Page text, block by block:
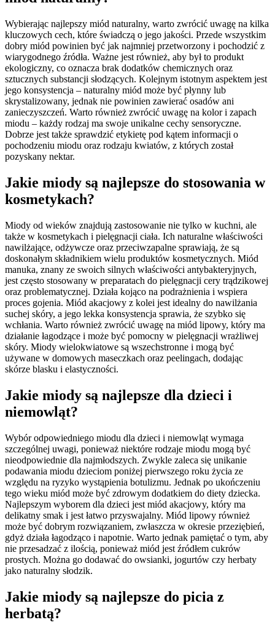
Wybierając najlepszy miód naturalny, warto zwrócić uwagę na kilka
kluczowych cech, które świadczą o jego jakości. Przede wszystkim
dobry miód powinien być jak najmniej przetworzony i pochodzić z
wiarygodnego źródła. Ważne jest również, aby był to produkt
ekologiczny, co oznacza brak dodatków chemicznych oraz
sztucznych substancji słodzących. Kolejnym istotnym aspektem jest
jego konsystencja – naturalny miód może być płynny lub
skrystalizowany, jednak nie powinien zawierać osadów ani
zanieczyszczeń. Warto również zwrócić uwagę na kolor i zapach
miodu – każdy rodzaj ma swoje unikalne cechy sensoryczne.
Dobrze jest także sprawdzić etykietę pod kątem informacji o
pochodzeniu miodu oraz rodzaju kwiatów, z których został
pozyskany nektar.
Jakie miody są najlepsze do stosowania w
kosmetykach?
Miody od wieków znajdują zastosowanie nie tylko w kuchni, ale
także w kosmetykach i pielęgnacji ciała. Ich naturalne właściwości
nawilżające, odżywcze oraz przeciwzapalne sprawiają, że są
doskonałym składnikiem wielu produktów kosmetycznych. Miód
manuka, znany ze swoich silnych właściwości antybakteryjnych,
jest często stosowany w preparatach do pielęgnacji cery trądzikowej
oraz problematycznej. Działa kojąco na podrażnienia i wspiera
proces gojenia. Miód akacjowy z kolei jest idealny do nawilżania
suchej skóry, a jego lekka konsystencja sprawia, że szybko się
wchłania. Warto również zwrócić uwagę na miód lipowy, który ma
działanie łagodzące i może być pomocny w pielęgnacji wrażliwej
skóry. Miody wielokwiatowe są wszechstronne i mogą być
używane w domowych maseczkach oraz peelingach, dodając
skórze blasku i elastyczności.
Jakie miody są najlepsze dla dzieci i
niemowląt?
Wybór odpowiedniego miodu dla dzieci i niemowląt wymaga
szczególnej uwagi, ponieważ niektóre rodzaje miodu mogą być
nieodpowiednie dla najmłodszych. Zwykle zaleca się unikanie
podawania miodu dzieciom poniżej pierwszego roku życia ze
względu na ryzyko wystąpienia botulizmu. Jednak po ukończeniu
tego wieku miód może być zdrowym dodatkiem do diety dziecka.
Najlepszym wyborem dla dzieci jest miód akacjowy, który ma
delikatny smak i jest łatwo przyswajalny. Miód lipowy również
może być dobrym rozwiązaniem, zwłaszcza w okresie przeziębień,
gdyż działa łagodząco i napotnie. Warto jednak pamiętać o tym, aby
nie przesadzać z ilością, ponieważ miód jest źródłem cukrów
prostych. Można go dodawać do owsianki, jogurtów czy herbaty
jako naturalny słodzik.
Jakie miody są najlepsze do picia z
herbatą?